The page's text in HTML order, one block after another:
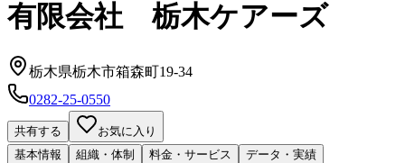
有限会社 栃木ケアーズ
栃木県栃木市箱森町19-34
0282-25-0550
共有する
お気に入り
基本情報
組織・体制 料金・サービス
データ・実績